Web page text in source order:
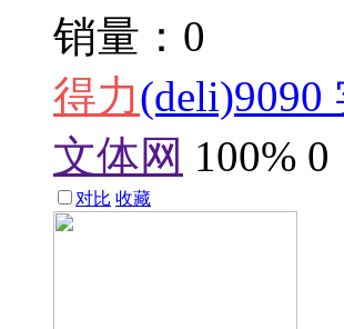
销量：0
得力(deli)9090
文体网 100% 0
对比 收藏